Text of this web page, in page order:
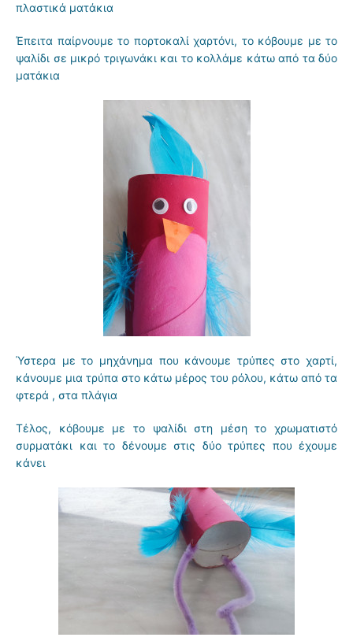
πλαστικά ματάκια
Έπειτα παίρνουμε το πορτοκαλί χαρτόνι, το κόβουμε με το
ψαλίδι σε μικρό τριγωνάκι και το κολλάμε κάτω από τα δύο
ματάκια
Ύστερα με το μηχάνημα που κάνουμε τρύπες στο χαρτί,
κάνουμε μια τρύπα στο κάτω μέρος του ρόλου, κάτω από τα
φτερά , στα πλάγια
Τέλος, κόβουμε με το ψαλίδι στη μέση το χρωματιστό
συρματάκι και το δένουμε στις δύο τρύπες που έχουμε
κάνει